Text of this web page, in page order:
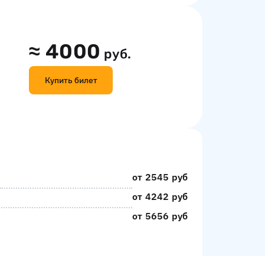
≈ 4000 руб.
Купить билет
от 2545 руб
от 4242 руб
от 5656 руб